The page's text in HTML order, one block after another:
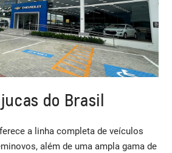
do Brasil
a linha completa de veículos
além de uma ampla gama de